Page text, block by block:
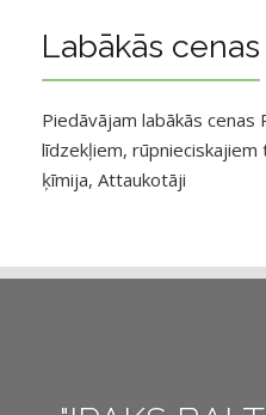
Labākās cenas
Piedāvājam labākās
līdzekļiem,
ķīmija, Attaukotāji